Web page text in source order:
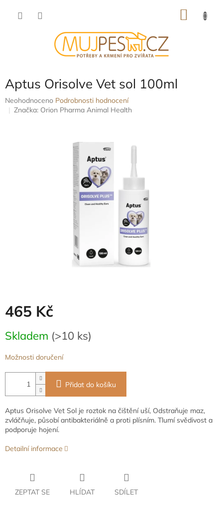
Aptus Orisolve Vet sol 100ml
Průměrné
hodnocení
Neohodnoceno Podrobnosti hodnocení
Značka: Orion Pharma Animal Health
465 Kč
cena:
Skladem (>10 ks)
Možnosti doručení
Přidat do košíku
Aptus Orisolve Vet Sol je roztok na čištění uší, Odstraňuje maz,
zvláčňuje, působí antibakteriálně a proti plísním. Tlumí svědivost a
podporuje hojení.
Detailní informace
ZEPTAT SE HLÍDAT SDÍLET